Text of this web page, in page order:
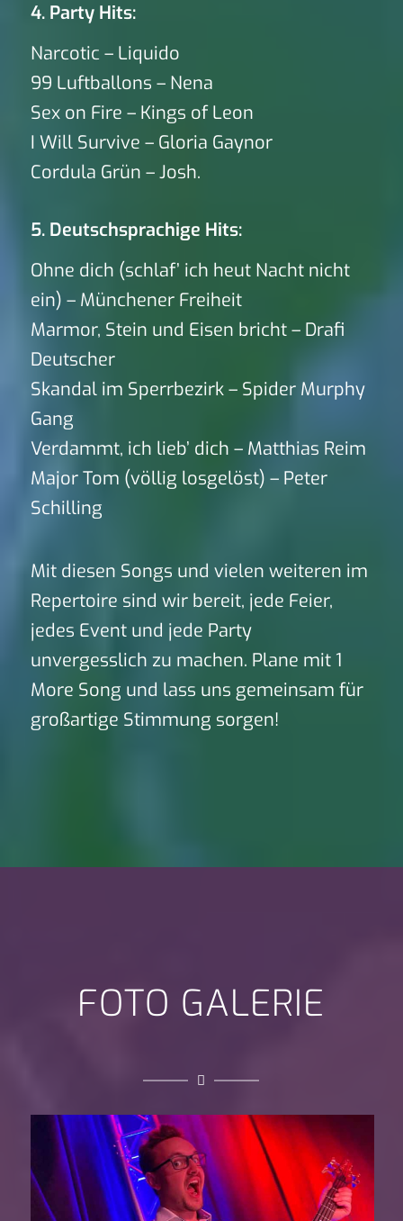
4. Party Hits:
Narcotic – Liquido
99 Luftballons – Nena
Sex on Fire – Kings of Leon
I Will Survive – Gloria Gaynor
Cordula Grün – Josh.
5. Deutschsprachige Hits:
Ohne dich (schlaf’ ich heut Nacht nicht
ein) – Münchener Freiheit
Marmor, Stein und Eisen bricht – Drafi
Deutscher
Skandal im Sperrbezirk – Spider Murphy
Gang
Verdammt, ich lieb’ dich – Matthias Reim
Major Tom (völlig losgelöst) – Peter
Schilling
Mit diesen Songs und vielen weiteren im
Repertoire sind wir bereit, jede Feier,
jedes Event und jede Party
unvergesslich zu machen. Plane mit 1
More Song und lass uns gemeinsam für
großartige Stimmung sorgen!
FOTO GALERIE